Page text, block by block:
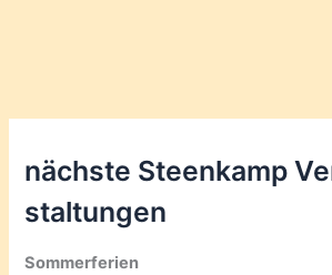
nächste Steenkamp
staltungen
Sommerferien